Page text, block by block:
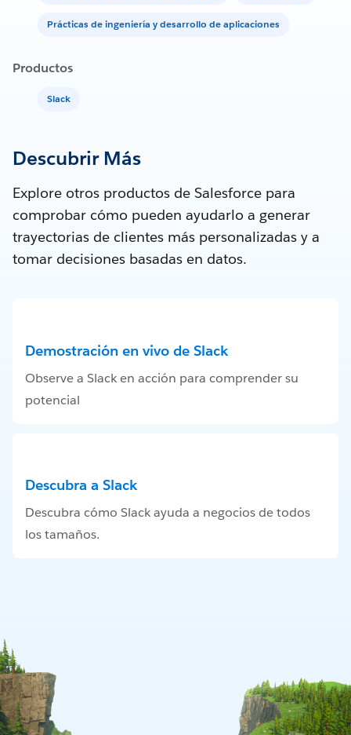
Prácticas de ingeniería y desarrollo de aplicaciones
Productos
Slack
Descubrir Más
Explore otros productos de Salesforce para
comprobar cómo pueden ayudarlo a generar
trayectorias de clientes más personalizadas y a
tomar decisiones basadas en datos.
Demostración en vivo de Slack
Observe a Slack en acción para comprender su
potencial
Descubra a Slack
Descubra cómo Slack ayuda a negocios de todos
los tamaños.